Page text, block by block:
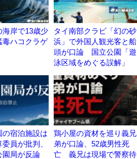
海岸で13歳少
毒ハコクラゲ
タイ南部クラビ「幻の砂
浜」で外国人観光客と船
頭が口論 国立公園「遊
泳区域をめぐる誤解」
の宿泊施設は
員が批判、
園局が反論
鶏小屋の資材を巡り義兄
弟が口論、52歳男性死
亡 義兄は現場で警察待